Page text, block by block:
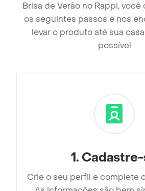
Brisa de Verão no Rappi,
os seguintes passos e nos
levar o produto até sua
possível
1.
Crie o seu perfil e complete